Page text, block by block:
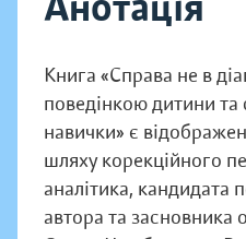
Книга «Справа не в
поведінкою дитини та
навички» є
шляху корекційного
аналітика, кандидата
автора та засновника